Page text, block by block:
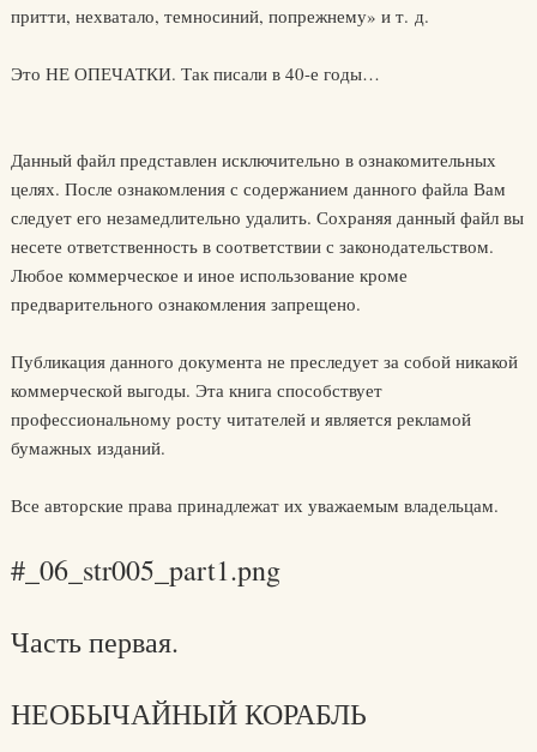
притти, нехватало, темносиний, попрежнему» и т. д.
Это НЕ ОПЕЧАТКИ. Так писали в 40-е годы…
Данный файл представлен исключительно в ознакомительных
целях. После ознакомления с содержанием данного файла Вам
следует его незамедлительно удалить. Сохраняя данный файл вы
несете ответственность в соответствии с законодательством.
Любое коммерческое и иное использование кроме
предварительного ознакомления запрещено.
Публикация данного документа не преследует за собой никакой
коммерческой выгоды. Эта книга способствует
профессиональному росту читателей и является рекламой
бумажных изданий.
Все авторские права принадлежат их уважаемым владельцам.
#_06_str005_part1.png
Часть первая.
НЕОБЫЧАЙНЫЙ КОРАБЛЬ